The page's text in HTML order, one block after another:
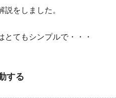
をしました。
とてもシンプルで・・・
する